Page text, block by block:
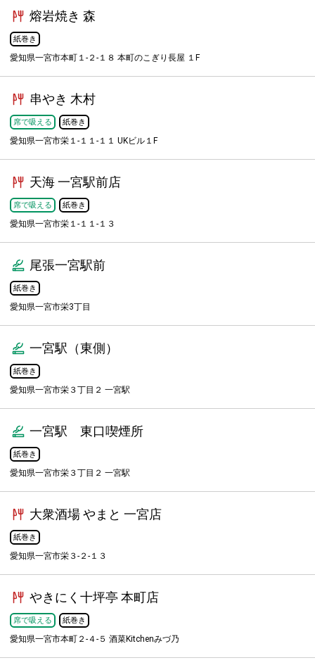
熔岩焼き 森
紙巻き
愛知県一宮市本町１-２-１８ 本町のこぎり長屋 １F
串やき 木村
席で吸える 紙巻き
愛知県一宮市栄１-１１-１１ UKビル１F
天海 一宮駅前店
席で吸える 紙巻き
愛知県一宮市栄１-１１-１３
尾張一宮駅前
紙巻き
愛知県一宮市栄3丁目
一宮駅（東側）
紙巻き
愛知県一宮市栄３丁目２ 一宮駅
一宮駅 東口喫煙所
紙巻き
愛知県一宮市栄３丁目２ 一宮駅
大衆酒場 やまと 一宮店
紙巻き
愛知県一宮市栄３-２-１３
やきにく十坪亭 本町店
席で吸える 紙巻き
愛知県一宮市本町２-４-５ 酒菜Kitchenみづ乃